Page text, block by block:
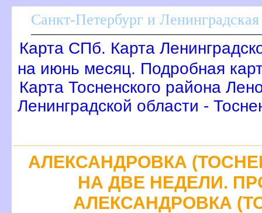
Санкт-Петербург и Ленинградская
Карта СПб. Карта
на июнь месяц. Подробная
Карта Тосненского района
Ленинградской области -
АЛЕКСАНДРОВКА
НА ДВЕ НЕДЕЛИ.
АЛЕКСАНДРОВКА